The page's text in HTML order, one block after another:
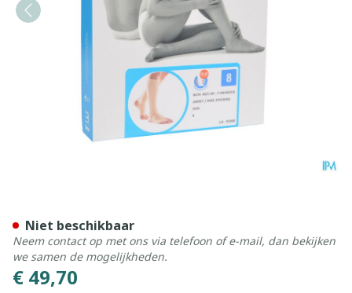
€ 49,70
Niet beschikbaar
Neem contact op met ons via telefoon of e-mail, dan bekijken
we samen de mogelijkheden.